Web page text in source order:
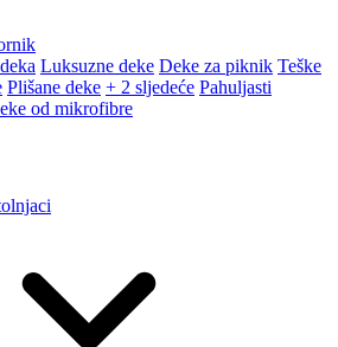
Luksuzne deke Deke za piknik Teške
Plišane deke + 2 sljedeće Pahuljasti
od mikrofibre